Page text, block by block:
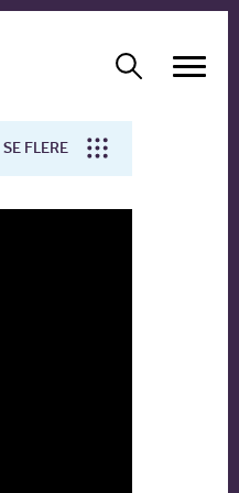
SE FLERE